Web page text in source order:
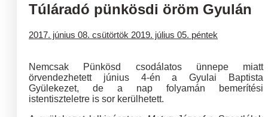
Túláradó pünkösdi öröm Gyulán
2017. június 08. csütörtök 2019. július 05. péntek
Nemcsak Pünkösd csodálatos ünnepe miatt
örvendezhetett június 4-én a Gyulai Baptista
Gyülekezet, de a nap folyamán bemerítési
istentiszteletre is sor kerülhetett.